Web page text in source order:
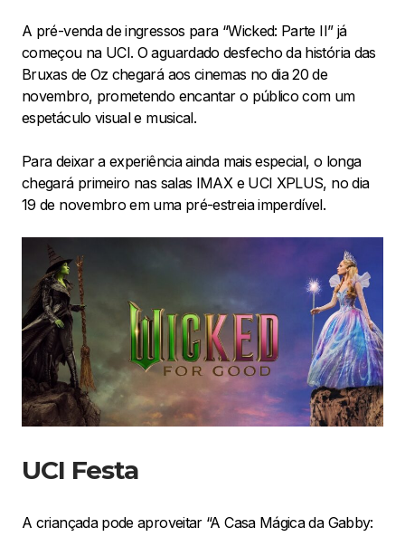
A pré-venda de ingressos para “Wicked: Parte II” já
começou na UCI. O aguardado desfecho da história das
Bruxas de Oz chegará aos cinemas no dia 20 de
novembro, prometendo encantar o público com um
espetáculo visual e musical.
Para deixar a experiência ainda mais especial, o longa
chegará primeiro nas salas IMAX e UCI XPLUS, no dia
19 de novembro em uma pré-estreia imperdível.
UCI Festa
A criançada pode aproveitar “A Casa Mágica da Gabby: